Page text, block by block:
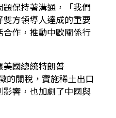
保持著溝通，「我們
方領導人達成的重要
作，推動中歐關係行
國總統特朗普
的關稅，實施稀土出口
響，也加劇了中國與